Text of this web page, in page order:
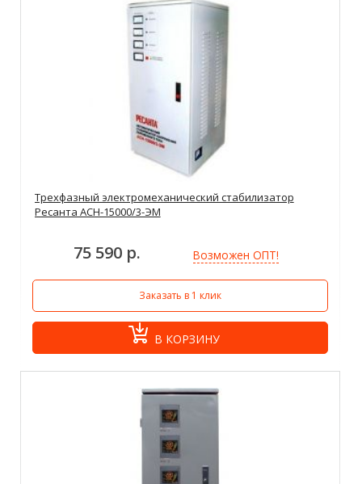
Трехфазный электромеханический стабилизатор
Ресанта АСН-15000/3-ЭМ
75 590 р. Возможен ОПТ!
Заказать в 1 клик
В КОРЗИНУ